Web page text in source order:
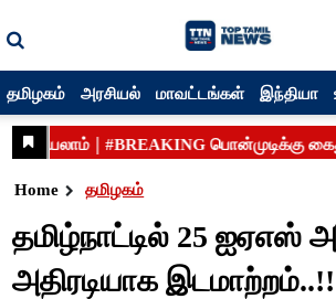
தமிழகம் அரசியல் மாவட்டங்கள் இந்தியா
Home தமிழகம்
தமிழ்நாட்டில் 25 ஐஏஎஸ்
அதிரடியாக இடமாற்றம்..!!